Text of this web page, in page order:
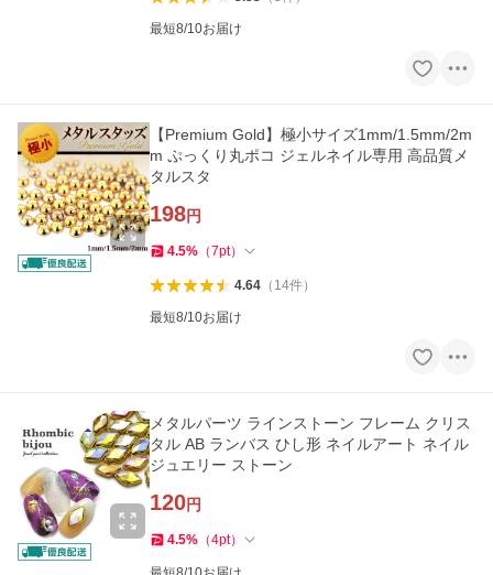
最短8/10お届け
【Premium Gold】極小サイズ1mm/1.5mm/2m
m ぷっくり丸ポコ ジェルネイル専用 高品質メ
タルスタ
198円
4.5% （7pt）
4.64（ 14件）
最短8/10お届け
メタルパーツ ラインストーン フレーム クリス
タル AB ランバス ひし形 ネイルアート ネイル
ジュエリー ストーン
120円
4.5% （4pt）